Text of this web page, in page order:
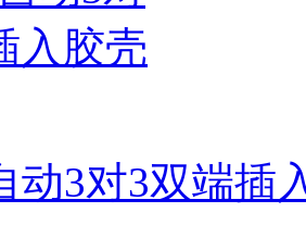
动3对3双端插